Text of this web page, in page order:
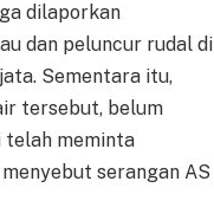
dilaporkan
dan peluncur rudal di
Sementara itu,
tersebut, belum
telah meminta
serangan AS